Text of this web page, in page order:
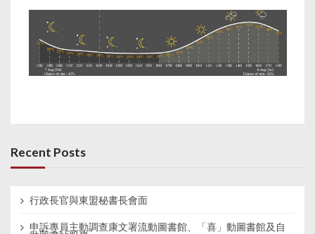
Recent Posts
行政長官與東盟秘書長會面
申訴專員主動調查康文署流動圖書館、「喜」動圖書館及自